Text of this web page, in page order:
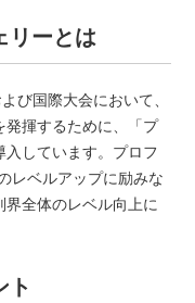
リーとは
び国際大会において、
揮するために、「プ
しています。プロフ
レベルアップに励みな
全体のレベル向上に
ト